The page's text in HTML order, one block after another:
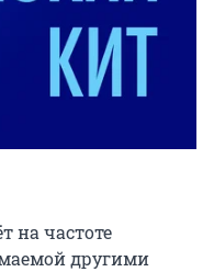
на частоте
другими